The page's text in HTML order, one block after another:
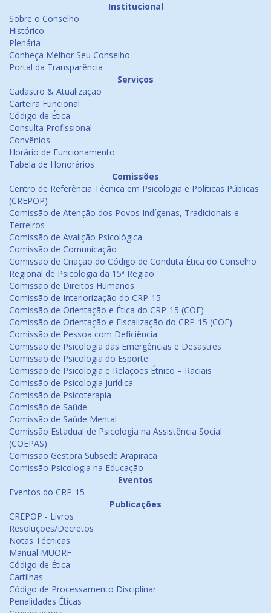
Institucional
Sobre o Conselho
Histórico
Plenária
Conheça Melhor Seu Conselho
Portal da Transparência
Serviços
Cadastro & Atualização
Carteira Funcional
Código de Ética
Consulta Profissional
Convênios
Horário de Funcionamento
Tabela de Honorários
Comissões
Centro de Referência Técnica em Psicologia e Políticas Públicas
(CREPOP)
Comissão de Atenção dos Povos Indígenas, Tradicionais e
Terreiros
Comissão de Avalição Psicológica
Comissão de Comunicação
Comissão de Criação do Código de Conduta Ética do Conselho
Regional de Psicologia da 15ª Região
Comissão de Direitos Humanos
Comissão de Interiorização do CRP-15
Comissão de Orientação e Ética do CRP-15 (COE)
Comissão de Orientação e Fiscalização do CRP-15 (COF)
Comissão de Pessoa com Deficiência
Comissão de Psicologia das Emergências e Desastres
Comissão de Psicologia do Esporte
Comissão de Psicologia e Relações Étnico – Raciais
Comissão de Psicologia Jurídica
Comissão de Psicoterapia
Comissão de Saúde
Comissão de Saúde Mental
Comissão Estadual de Psicologia na Assistência Social
(COEPAS)
Comissão Gestora Subsede Arapiraca
Comissão Psicologia na Educação
Eventos
Eventos do CRP-15
Publicações
CREPOP - Livros
Resoluções/Decretos
Notas Técnicas
Manual MUORF
Código de Ética
Cartilhas
Código de Processamento Disciplinar
Penalidades Éticas